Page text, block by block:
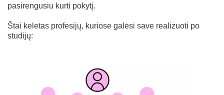
pasirengusiu kurti pokytį.
Štai keletas profesijų, kuriose galėsi save realizuoti po
studijų: